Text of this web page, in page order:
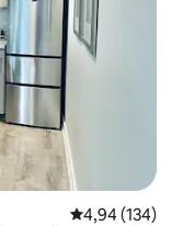
4,94 de uma
4,94 (134)